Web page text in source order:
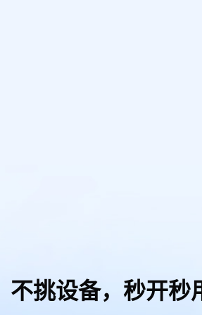
不挑设备，秒开秒